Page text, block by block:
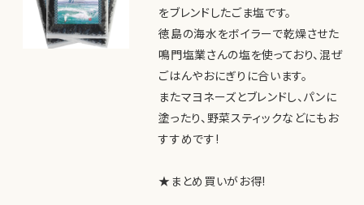
をブレンドしたごま塩です。
徳島の海水をボイラーで乾燥させた
鳴門塩業さんの塩を使っており、混ぜ
ごはんやおにぎりに合います。
またマヨネーズとブレンドし、パンに
塗ったり、野菜スティックなどにもお
すすめです!
★まとめ買いがお得!